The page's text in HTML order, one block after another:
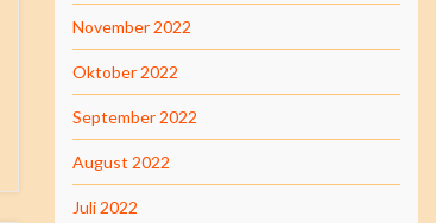
November 2022
Oktober 2022
September 2022
August 2022
Juli 2022